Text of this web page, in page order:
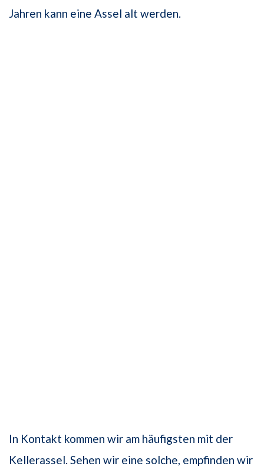
Jahren kann eine Assel alt werden.
In Kontakt kommen wir am häufigsten mit der
Kellerassel. Sehen wir eine solche, empfinden wir